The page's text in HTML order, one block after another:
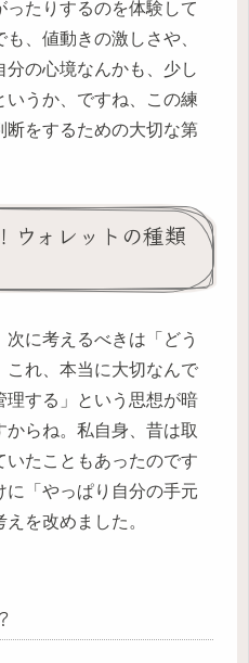
たりするのを体験して
、値動きの激しさや、
の心境なんかも、少し
いうか、ですね、この練
断をするための大切な第
ウォレットの種類
に考えるべきは「どう
これ、本当に大切なんで
理する」という思想が暗
らね。私自身、昔は取
いたこともあったのです
に「やっぱり自分の手元
を改めました。